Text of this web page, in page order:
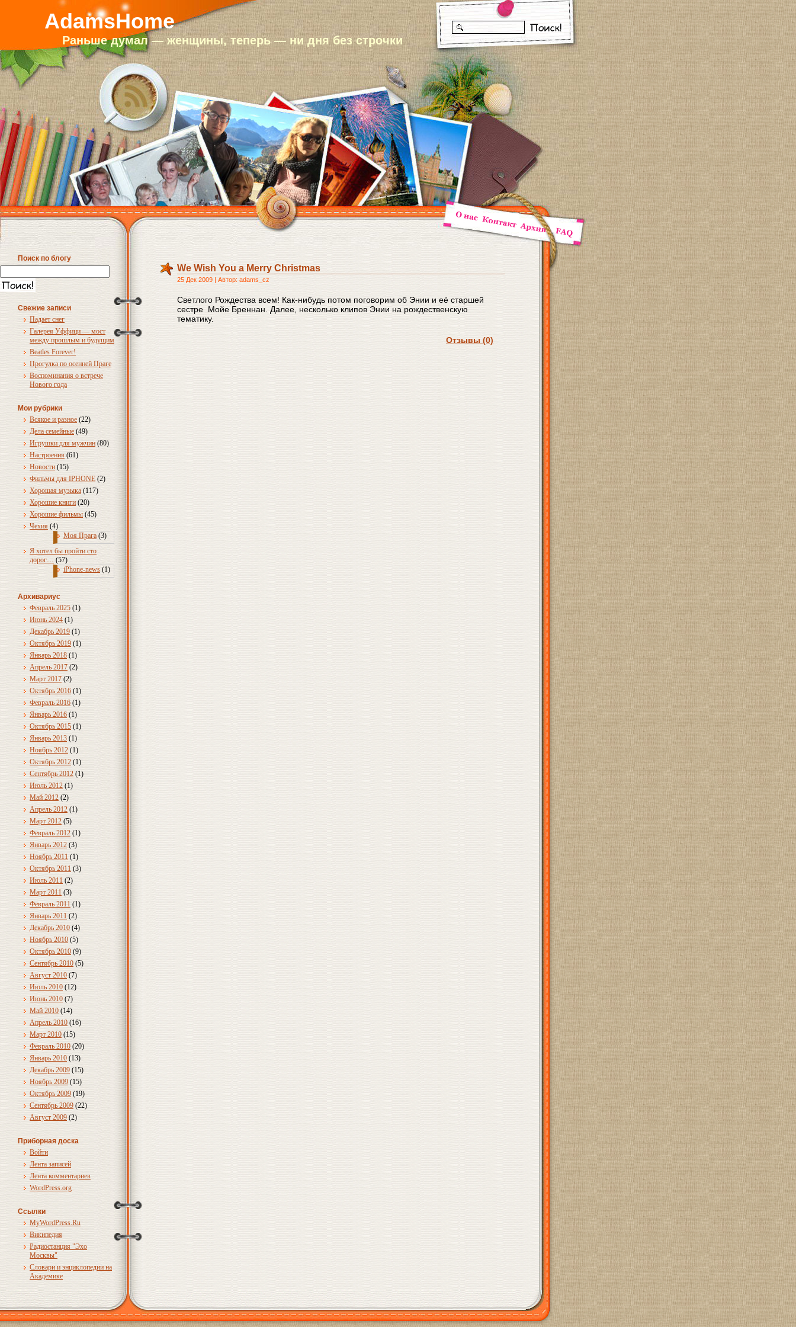
AdamsHome
Раньше думал — женщины, теперь — ни дня без строчки
Поиск по блогу
Свежие записи
Падает снег
Галерея Уффици — мост
между прошлым и будущим
Beatles Forever!
Прогулка по осенней Праге
Воспоминания о встрече
Нового года
Мои рубрики
Всякое и разное (22)
Дела семейные (49)
Игрушки для мужчин (80)
Настроения (61)
Новости (15)
Фильмы для IPHONE (2)
Хорошая музыка (117)
Хорошие книги (20)
Хорошие фильмы (45)
Чехия (4)
Моя Прага (3)
Я хотел бы пройти сто
дорог… (57)
iPhone-news (1)
Архивариус
Февраль 2025 (1)
Июнь 2024 (1)
Декабрь 2019 (1)
Октябрь 2019 (1)
Январь 2018 (1)
Апрель 2017 (2)
Март 2017 (2)
Октябрь 2016 (1)
Февраль 2016 (1)
Январь 2016 (1)
Октябрь 2015 (1)
Январь 2013 (1)
Ноябрь 2012 (1)
Октябрь 2012 (1)
Сентябрь 2012 (1)
Июль 2012 (1)
Май 2012 (2)
Апрель 2012 (1)
Март 2012 (5)
Февраль 2012 (1)
Январь 2012 (3)
Ноябрь 2011 (1)
Октябрь 2011 (3)
Июль 2011 (2)
Март 2011 (3)
Февраль 2011 (1)
Январь 2011 (2)
Декабрь 2010 (4)
Ноябрь 2010 (5)
Октябрь 2010 (9)
Сентябрь 2010 (5)
Август 2010 (7)
Июль 2010 (12)
Июнь 2010 (7)
Май 2010 (14)
Апрель 2010 (16)
Март 2010 (15)
Февраль 2010 (20)
Январь 2010 (13)
Декабрь 2009 (15)
Ноябрь 2009 (15)
Октябрь 2009 (19)
Сентябрь 2009 (22)
Август 2009 (2)
Приборная доска
Войти
Лента записей
Лента комментариев
WordPress.org
Ссылки
MyWordPress.Ru
Википедия
Радиостанция "Эхо
Москвы"
Словари и энциклопедии на
Академике
We Wish You a Merry Christmas
25 Дек 2009 | Автор: adams_cz
Светлого Рождества всем! Как-нибудь потом поговорим об Энии и её старшей
сестре Мойе Бреннан. Далее, несколько клипов Энии на рождественскую
тематику.
Отзывы (0)